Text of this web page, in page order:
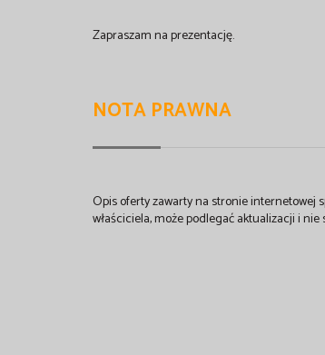
Zapraszam na prezentację.
NOTA PRAWNA
Opis oferty zawarty na stronie
właściciela, może podlegać aktualizacji i